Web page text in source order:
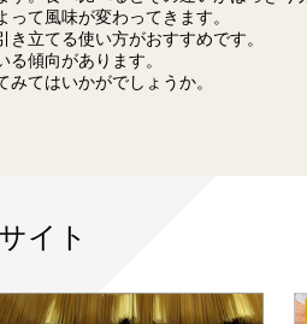
て風味が変わってきます。
立てる使い方がおすすめです。
傾向があります。
てはいかがでしょうか。
イト